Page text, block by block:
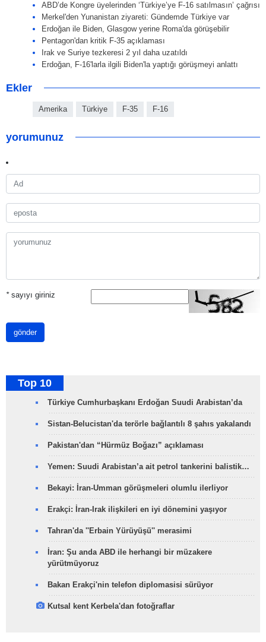
ABD’de Kongre üyelerinden ‘Türkiye’ye F-16 satılmasın’ çağrısı
Merkel'den Yunanistan ziyareti: Gündemde Türkiye var
Erdoğan ile Biden, Glasgow yerine Roma'da görüşebilir
Pentagon'dan kritik F-35 açıklaması
Irak ve Suriye tezkeresi 2 yıl daha uzatıldı
Erdoğan, F-16'larla ilgili Biden'la yaptığı görüşmeyi anlattı
Ekler
Amerika Türkiye F-35 F-16
yorumunuz
*sayıyı giriniz
gönder
Top 10
Türkiye Cumhurbaşkanı Erdoğan Suudi Arabistan’da
Sistan-Belucistan'da terörle bağlantılı 8 şahıs yakalandı
Pakistan'dan “Hürmüz Boğazı” açıklaması
Yemen: Suudi Arabistan’a ait petrol tankerini balistik…
Bekayi: İran-Umman görüşmeleri olumlu ilerliyor
Erakçi: İran-Irak ilişkileri en iyi dönemini yaşıyor
Tahran'da ''Erbain Yürüyüşü'' merasimi
İran: Şu anda ABD ile herhangi bir müzakere
yürütmüyoruz
Bakan Erakçi'nin telefon diplomasisi sürüyor
Kutsal kent Kerbela'dan fotoğraflar